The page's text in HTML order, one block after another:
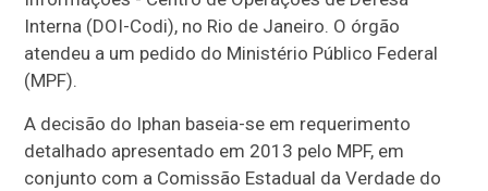
Interna (DOI-Codi), no Rio de Janeiro. O órgão
atendeu a um pedido do Ministério Público Federal
(MPF).
A decisão do Iphan baseia-se em requerimento
detalhado apresentado em 2013 pelo MPF, em
conjunto com a Comissão Estadual da Verdade do